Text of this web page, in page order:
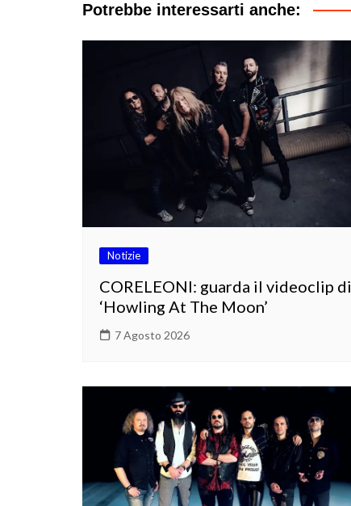
Potrebbe interessarti anche:
Notizie
CORELEONI: guarda il videoclip di
‘Howling At The Moon’
7 Agosto 2026